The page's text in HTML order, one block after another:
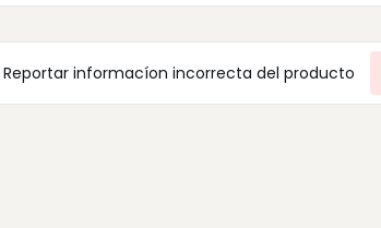
Reportar informacíon incorrecta del producto